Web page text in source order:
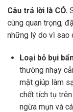
Câu trả lời là CÓ.
cùng quan trọng,
những lý do vì sao
Loại bỏ bụi
thường nhạy
mặt giúp làm
chết tích tụ
ngừa mụn và